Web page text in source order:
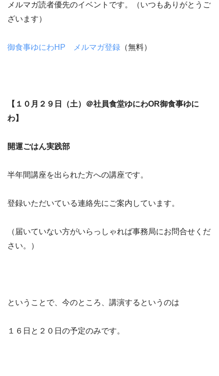
メルマガ読者優先のイベントです。（いつもありがとうご
ざいます）
御食事ゆにわHP メルマガ登録 （無料）
【１０月２９日（土）＠社員食堂ゆにわOR御食事ゆに
わ】
開運ごはん実践部
半年間講座を出られた方への講座です。
登録いただいている連絡先にご案内しています。
（届いていない方がいらっしゃれば事務局にお問合せくだ
さい。）
ということで、今のところ、講演するというのは
１６日と２０日の予定のみです。